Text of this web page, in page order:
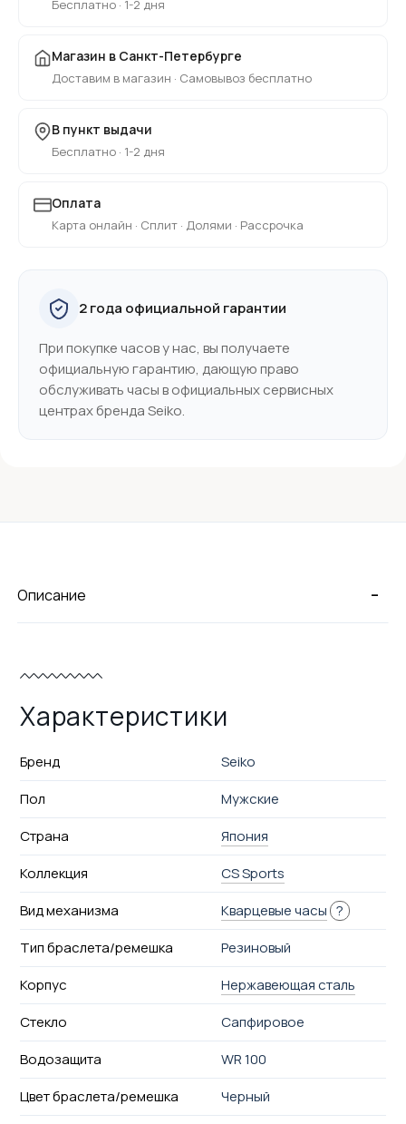
Бесплатно · 1-2 дня
Магазин в Санкт-Петербурге
Доставим в магазин · Самовывоз бесплатно
В пункт выдачи
Бесплатно · 1-2 дня
Оплата
Карта онлайн · Сплит · Долями · Рассрочка
2 года официальной гарантии
При покупке часов у нас, вы получаете
официальную гарантию, дающую право
обслуживать часы в официальных сервисных
центрах бренда Seiko.
-
Описание
Характеристики
Бренд
Seiko
Пол
Мужские
Страна
Япония
Коллекция
CS Sports
Вид механизма
Кварцевые часы ?
Тип браслета/ремешка
Резиновый
Корпус
Нержавеющая сталь
Стекло
Сапфировое
Водозащита
WR 100
Цвет браслета/ремешка
Черный